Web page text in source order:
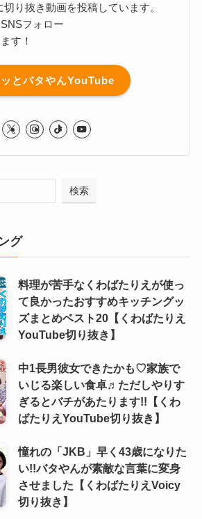
り抜き動画を投稿しています。
フォロー
す！
とバタやんYouTube
検索
グ
料理が苦手なくわばたりえが使っ
て良かったおすすめキッチングッ
ズまとめベスト20【くわばたりえ
YouTube切り抜き】
中1長男彼女できたかも♡家族で
いじる楽しい食卓♬ただしやりす
ぎるとバチがあたります!!【くわ
ばたりえYouTube切り抜き】
憧れの「JKB」早く43歳になりた
い!!バタやんが素敵な言葉に変身
させました【くわばたりえVoicy
切り抜き】